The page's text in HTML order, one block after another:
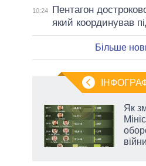
10:24
Пентагон
який координував
Більше
Як